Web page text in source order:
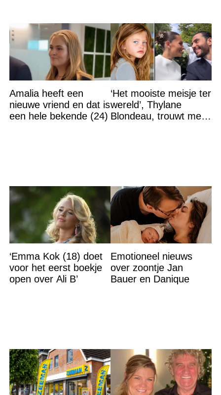
Amalia heeft een
nieuwe vriend en dat is
een hele bekende (24)
‘Het mooiste meisje ter
wereld’, Thylane
Blondeau, trouwt met
‘Emma Kok (18) doet
voor het eerst boekje
open over Ali B’
Emotioneel nieuws
over zoontje Jan
Bauer en Danique